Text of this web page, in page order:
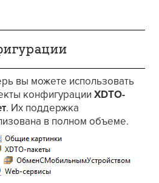
вы можете использовать
конфигурацииXDTO-
. Их поддержка
в полном объеме.